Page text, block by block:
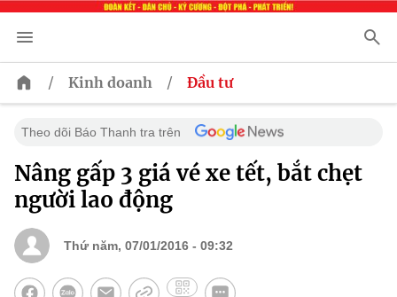
/ Kinh doanh / Đầu tư
Theo dõi Báo Thanh tra trên
Nâng gấp 3 giá vé xe tết, bắt chẹt
người lao động
Thứ năm, 07/01/2016 - 09:32